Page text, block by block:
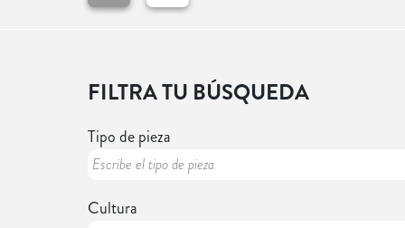
FILTRA TU BÚSQUEDA
Tipo de pieza
Cultura